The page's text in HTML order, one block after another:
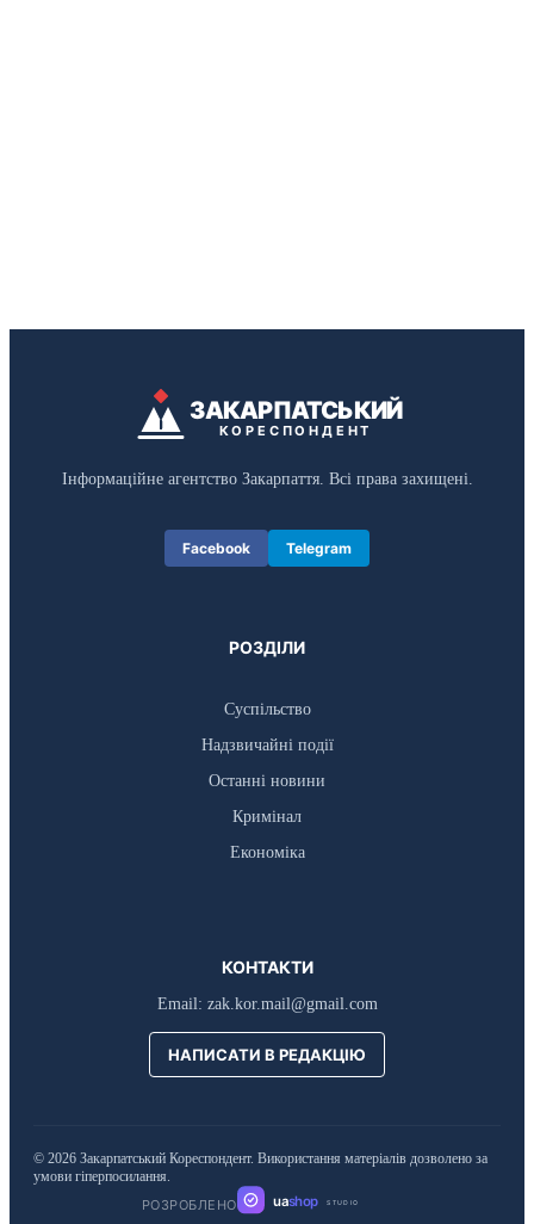
ЗАКАРПАТСЬКИЙ
КОРЕСПОНДЕНТ
Інформаційне агентство Закарпаття. Всі права захищені.
Facebook Telegram
РОЗДІЛИ
Суспільство
Надзвичайні події
Останні новини
Кримінал
Економіка
КОНТАКТИ
Email: zak.kor.mail@gmail.com
НАПИСАТИ В РЕДАКЦІЮ
© 2026 Закарпатський Кореспондент. Використання матеріалів дозволено за
умови гіперпосилання.
РОЗРОБЛЕНО
uashop STUDIO